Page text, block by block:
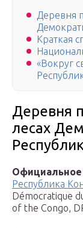
Деревня
Краткая
«Вокруг
Деревня
лесах
Официальное
Республика
Démocratique
of the Congo,